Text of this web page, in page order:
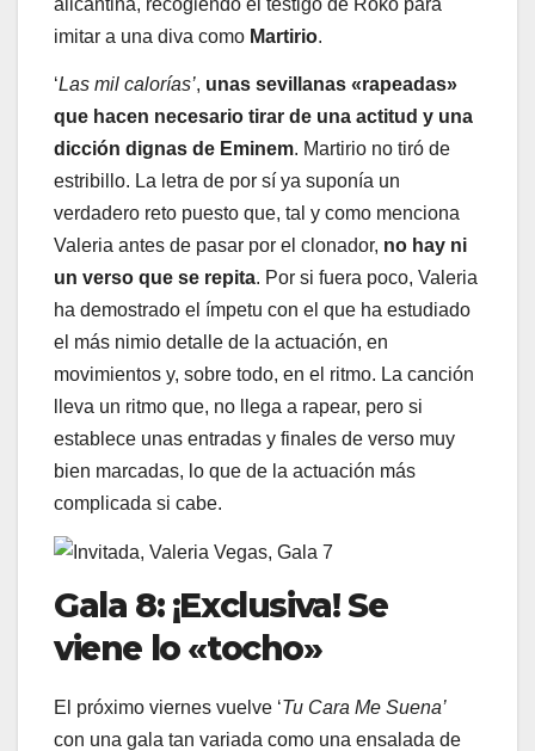
alicantina, recogiendo el testigo de Roko para
imitar a una diva como Martirio.
‘Las mil calorías’, unas sevillanas «rapeadas»
que hacen necesario tirar de una actitud y una
dicción dignas de Eminem. Martirio no tiró de
estribillo. La letra de por sí ya suponía un
verdadero reto puesto que, tal y como menciona
Valeria antes de pasar por el clonador, no hay ni
un verso que se repita. Por si fuera poco, Valeria
ha demostrado el ímpetu con el que ha estudiado
el más nimio detalle de la actuación, en
movimientos y, sobre todo, en el ritmo. La canción
lleva un ritmo que, no llega a rapear, pero si
establece unas entradas y finales de verso muy
bien marcadas, lo que de la actuación más
complicada si cabe.
Gala 8: ¡Exclusiva!Se
viene lo «tocho»
El próximo viernes vuelve ‘Tu Cara Me Suena’
con una gala tan variada como una ensalada de